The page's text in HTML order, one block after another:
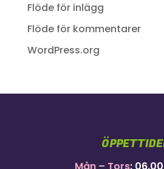
Flöde för inlägg
Flöde för kommentarer
WordPress.org